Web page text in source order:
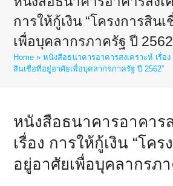
การให้กู้เงิน “โครงการสิน
เพื่อบุคลากรภาครัฐ ปี
Home »หนังสือธนาคารอาคารสงเคราะห์ เรื่อง
สินเชื่อที่อยู่อาศัยเพื่อบุคลากรภาครัฐ ปี 2562”
หนังสือธนาคารอาคาร
เรื่อง การให้กู้เงิน “โค
อยู่อาศัยเพื่อบุคลากรภา